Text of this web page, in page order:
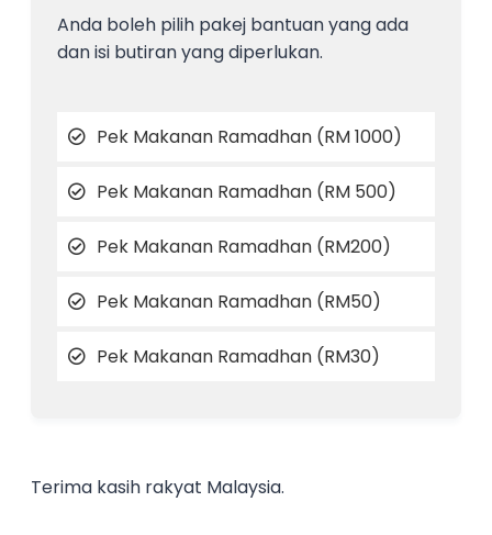
Anda boleh pilih pakej bantuan yang ada
dan isi butiran yang diperlukan.
Pek Makanan Ramadhan (RM 1000)​
Pek Makanan Ramadhan (RM 500)​
Pek Makanan Ramadhan (RM200)​
Pek Makanan Ramadhan (RM50)​
Pek Makanan Ramadhan (RM30)​
Terima kasih rakyat Malaysia.